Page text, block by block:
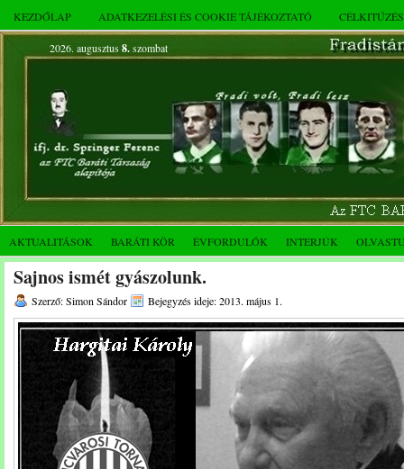
KEZDŐLAP ADATKEZELÉSI ÉS COOKIE TÁJÉKOZTATÓ
2026. augusztus 8.szombat
AKTUALITÁSOK BARÁTI KÖR ÉVFORDULÓK INTERJÚK
Sajnos ismét gyászolunk.
Szerző: Simon Sándor Bejegyzés ideje: 2013. május 1.